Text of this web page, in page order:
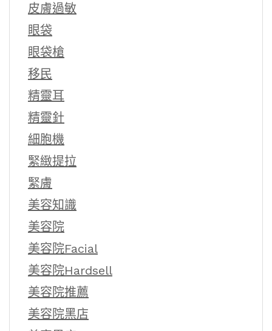
皮膚過敏
眼袋
眼袋槍
移民
精靈耳
精靈針
細胞機
緊緻提拉
緊膚
美容知識
美容院
美容院Facial
美容院Hardsell
美容院推薦
美容院黑店